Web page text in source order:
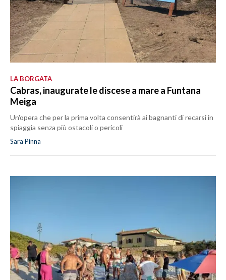
LA BORGATA
Cabras, inaugurate le discese a mare a Funtana
Meiga
Un'opera che per la prima volta consentirà ai bagnanti di recarsi in
spiaggia senza più ostacoli o pericoli
Sara Pinna